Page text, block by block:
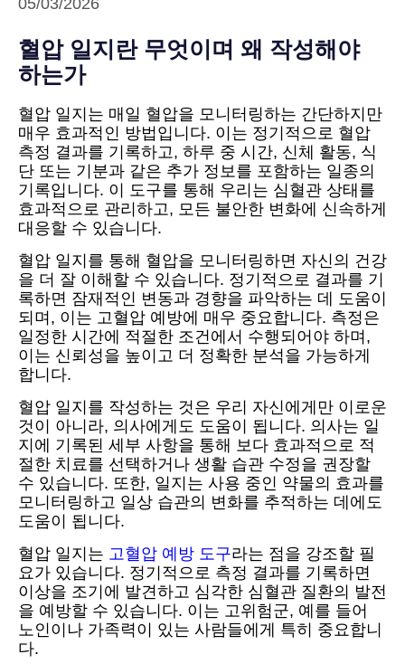
05/03/2026
혈압 일지란 무엇이며 왜 작성해야
하는가
혈압 일지는 매일 혈압을 모니터링하는 간단하지만
매우 효과적인 방법입니다. 이는 정기적으로 혈압
측정 결과를 기록하고, 하루 중 시간, 신체 활동, 식
단 또는 기분과 같은 추가 정보를 포함하는 일종의
기록입니다. 이 도구를 통해 우리는 심혈관 상태를
효과적으로 관리하고, 모든 불안한 변화에 신속하게
대응할 수 있습니다.
혈압 일지를 통해 혈압을 모니터링하면 자신의 건강
을 더 잘 이해할 수 있습니다. 정기적으로 결과를 기
록하면 잠재적인 변동과 경향을 파악하는 데 도움이
되며, 이는 고혈압 예방에 매우 중요합니다. 측정은
일정한 시간에 적절한 조건에서 수행되어야 하며,
이는 신뢰성을 높이고 더 정확한 분석을 가능하게
합니다.
혈압 일지를 작성하는 것은 우리 자신에게만 이로운
것이 아니라, 의사에게도 도움이 됩니다. 의사는 일
지에 기록된 세부 사항을 통해 보다 효과적으로 적
절한 치료를 선택하거나 생활 습관 수정을 권장할
수 있습니다. 또한, 일지는 사용 중인 약물의 효과를
모니터링하고 일상 습관의 변화를 추적하는 데에도
도움이 됩니다.
혈압 일지는 고혈압 예방 도구라는 점을 강조할 필
요가 있습니다. 정기적으로 측정 결과를 기록하면
이상을 조기에 발견하고 심각한 심혈관 질환의 발전
을 예방할 수 있습니다. 이는 고위험군, 예를 들어
노인이나 가족력이 있는 사람들에게 특히 중요합니
다.